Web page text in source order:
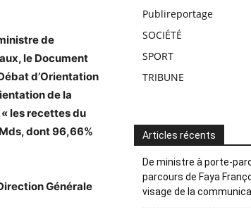
de
le Document
d’Orientation
de la
les recettes du
dont 96,66%
Générale
Publireportage
SOCIÉTÉ
SPORT
TRIBUNE
Articles récents
De ministre à porte-
parcours de Faya
visage de la